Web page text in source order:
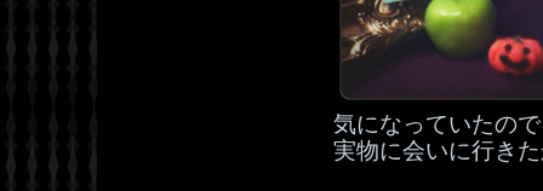
気になっていたので
実物に会いに行き